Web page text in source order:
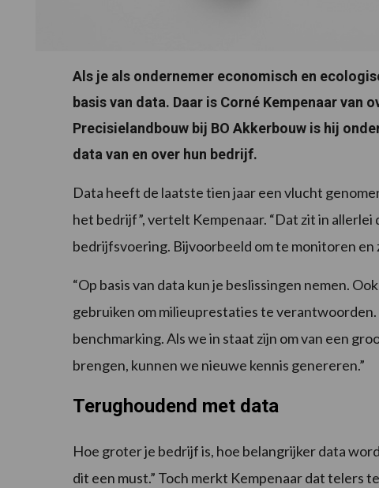
Als je als ondernemer economisch en
basis van data. Daar is Corné Kempenaar van
Precisielandbouw bij BO Akkerbouw is hij
data van en over hun bedrijf.
Data heeft de laatste tien jaar een vlucht
het bedrijf”, vertelt Kempenaar. “Dat zit in
bedrijfsvoering. Bijvoorbeeld om te monitoren en
“Op basis van data kun je beslissingen nemen.
gebruiken om milieuprestaties te
benchmarking. Als we in staat zijn om van een
brengen, kunnen we nieuwe kennis genereren.”
Terughoudend met data
Hoe groter je bedrijf is, hoe belangrijker data
dit een must.” Toch merkt Kempenaar dat telers